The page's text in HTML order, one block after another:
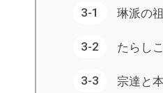
琳派の祖
たらし
宗達と